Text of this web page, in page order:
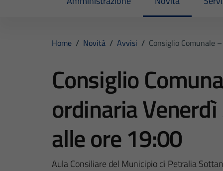
Home / Novità / Avvisi / Consiglio Comunale
Consiglio
ordinaria
alle ore 19:00
Aula Consiliare del Municipio di Petralia